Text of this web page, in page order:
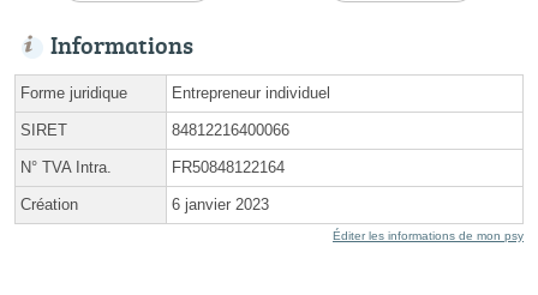
Informations
Forme juridique Entrepreneur individuel
SIRET 84812216400066
N° TVA Intra. FR50848122164
Création 6 janvier 2023
Éditer les informations de mon psy